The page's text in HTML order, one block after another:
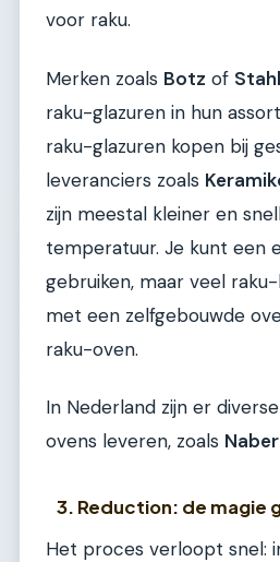
voor raku.
Merken zoals Botz of Stahl
raku-glazuren in hun
raku-glazuren kopen bij
leveranciers zoals
zijn meestal kleiner en
temperatuur. Je kunt een
gebruiken, maar veel
met een zelfgebouwde
raku-oven.
In Nederland zijn er
ovens leveren, zoals
3. Reduction: de magie
Het proces verloopt snel: